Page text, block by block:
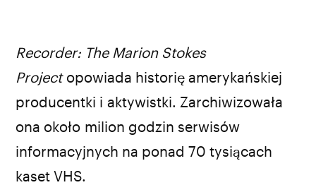
Recorder: The Marion Stokes
Projectopowiada historię amerykańskiej
producentki i aktywistki. Zarchiwizowała
ona około milion godzin serwisów
informacyjnych na ponad 70 tysiącach
kaset VHS.